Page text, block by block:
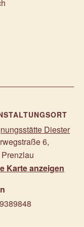
Diester
6,
Prenzlau
Karte anzeigen